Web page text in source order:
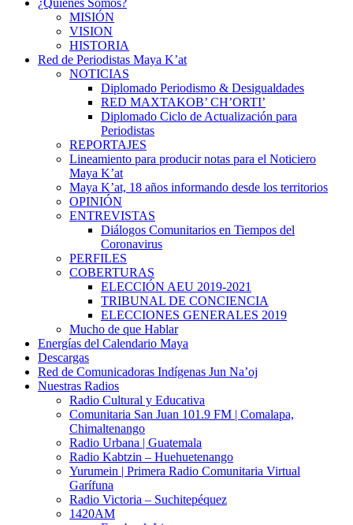
¿Quiénes Somos?
MISIÓN
VISION
HISTORIA
Red de Periodistas Maya K’at
NOTICIAS
Diplomado Periodismo & Desigualdades
RED MAXTAKOB’ CH’ORTI’
Diplomado Ciclo de Actualización para
Periodistas
REPORTAJES
Lineamiento para producir notas para el Noticiero
Maya K’at
Maya K’at, 18 años informando desde los territorios
OPINIÓN
ENTREVISTAS
Diálogos Comunitarios en Tiempos del
Coronavirus
PERFILES
COBERTURAS
ELECCIÓN AEU 2019-2021
TRIBUNAL DE CONCIENCIA
ELECCIONES GENERALES 2019
Mucho de que Hablar
Energías del Calendario Maya
Descargas
Red de Comunicadoras Indígenas Jun Na’oj
Nuestras Radios
Radio Cultural y Educativa
Comunitaria San Juan 101.9 FM | Comalapa,
Chimaltenango
Radio Urbana | Guatemala
Radio Kabtzin – Huehuetenango
Yurumein | Primera Radio Comunitaria Virtual
Garífuna
Radio Victoria – Suchitepéquez
1420AM